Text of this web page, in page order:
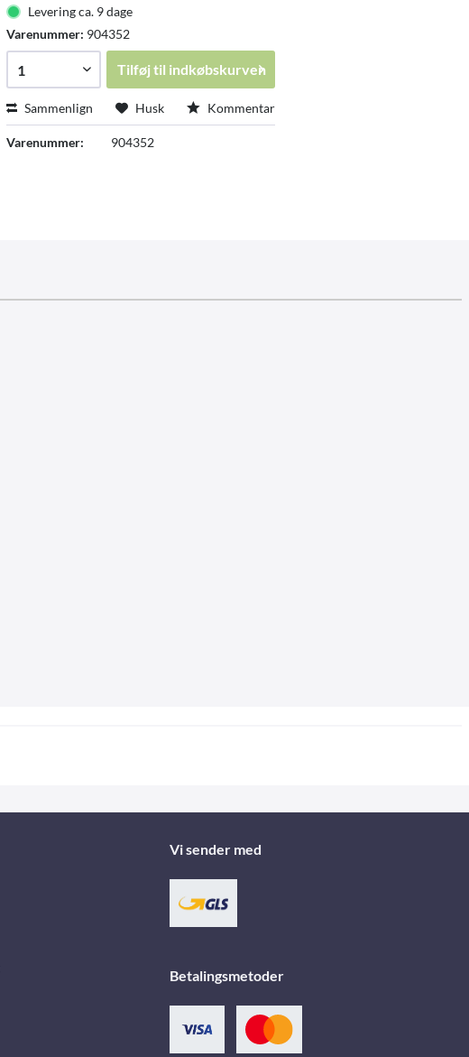
Levering ca. 9 dage
Varenummer: 904352
Tilføj til indkøbskurven
Sammenlign Husk Kommentar
Varenummer: 904352
Vi sender med
Betalingsmetoder